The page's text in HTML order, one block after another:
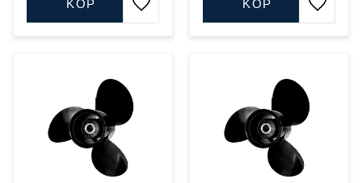
Lägg till i favoriter
KÖP
Lägg
KÖP